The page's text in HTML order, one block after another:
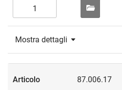
Mostra dettagli
87.006.17